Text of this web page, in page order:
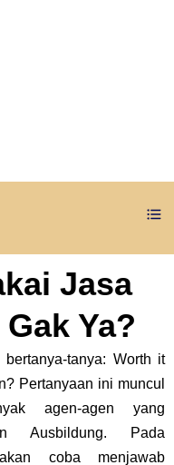
Jasa
Ya?
tanya: Worth it
Pertanyaan ini muncul
agen-agen yang
Ausbildung. Pada
coba menjawab